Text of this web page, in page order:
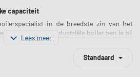
capaciteit
in de breedste zin van het
grote staande industriële boiler ben je bij
De staande boiler is geschikt voor grotere
subcategorieën, dit zijn de elektrische
Lees meer
Sorteren op